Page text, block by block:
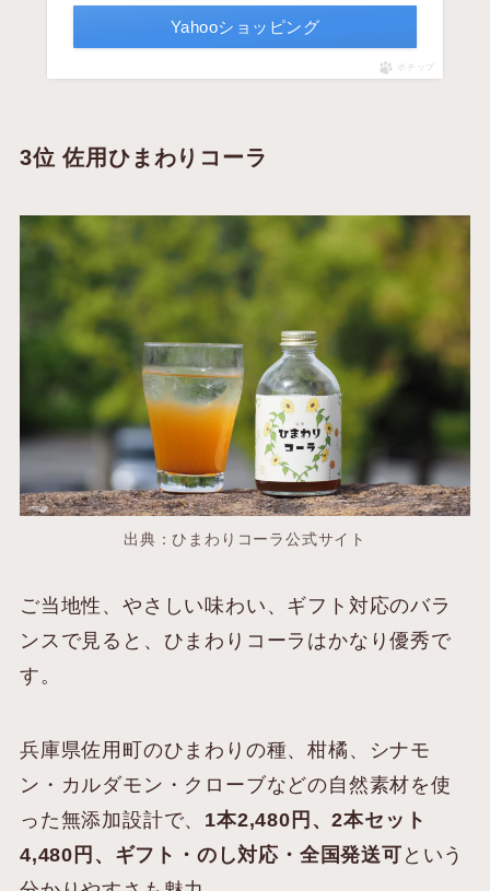
Yahooショッピング
ポチップ
3位 佐用ひまわりコーラ
出典：ひまわりコーラ公式サイト
ご当地性、やさしい味わい、ギフト対応のバラ
ンスで見ると、ひまわりコーラはかなり優秀で
す。
兵庫県佐用町のひまわりの種、柑橘、シナモ
ン・カルダモン・クローブなどの自然素材を使
った無添加設計で、 1本2,480円、2本セット
4,480円、ギフト・のし対応・全国発送可 という